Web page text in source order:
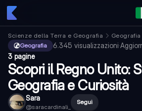
Scienze della Terra e Geografia
Geografia
6.345 visualizzazioni·
3 pagine
Scopri il Regno Unito:
Geografia e Curiosità
Sara
@saracardinali_
Segui